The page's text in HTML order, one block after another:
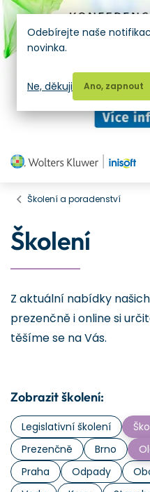
Školení a poradenství
Školení
Z aktuální nabídky
prezenčně i online si
těšíme se na Vás.
Zobrazit školení:
Legislativní školení
Prezenčně
Brno
Praha
Odpady
Odebírejte naše
novinka.
Ano, zapnout
Ne, děkuji